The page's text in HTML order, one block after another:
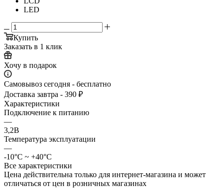
LED
Купить
Заказать в 1 клик
Хочу в подарок
Самовывоз сегодня - бесплатно
Доставка завтра - 390 ₽
Характеристики
Подключение к питанию
—
3,2В
Температура эксплуатации
—
-10°C ~ +40°C
Все характеристики
Цена действительна только для интернет-магазина и может
отличаться от цен в розничных магазинах